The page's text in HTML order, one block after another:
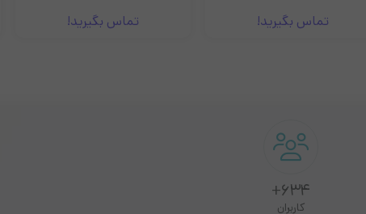
تماس بگیرید! تماس بگیرید!
634+
کاربران